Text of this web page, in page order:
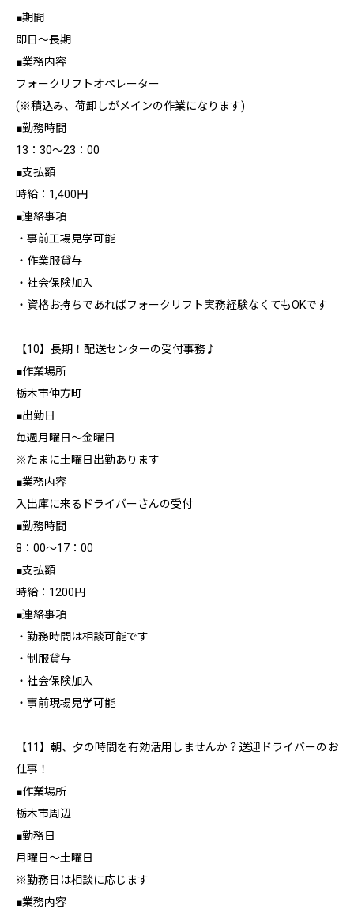
■期間
即日～長期
■業務内容
フォークリフトオペレーター
(※積込み、荷卸しがメインの作業になります)
■勤務時間
13：30～23：00
■支払額
時給：1,400円
■連絡事項
・事前工場見学可能
・作業服貸与
・社会保険加入
・資格お持ちであればフォークリフト実務経験なくてもOKです
【10】長期！配送センターの受付事務♪
■作業場所
栃木市仲方町
■出勤日
毎週月曜日～金曜日
※たまに土曜日出勤あります
■業務内容
入出庫に来るドライバーさんの受付
■勤務時間
8：00～17：00
■支払額
時給：1200円
■連絡事項
・勤務時間は相談可能です
・制服貸与
・社会保険加入
・事前現場見学可能
【11】朝、夕の時間を有効活用しませんか？送迎ドライバーのお
仕事！
■作業場所
栃木市周辺
■勤務日
月曜日～土曜日
※勤務日は相談に応じます
■業務内容